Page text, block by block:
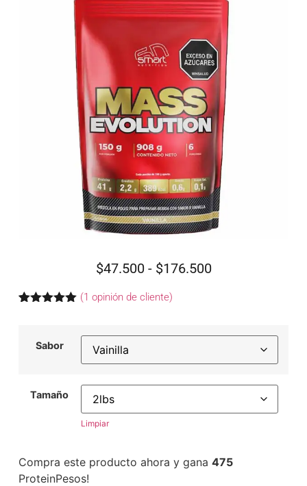
$47.500 - $176.500
valoración
(1 opinión de cliente)
Sabor
Tamaño
Limpiar
Compra este producto ahora y gana 475
ProteinPesos!